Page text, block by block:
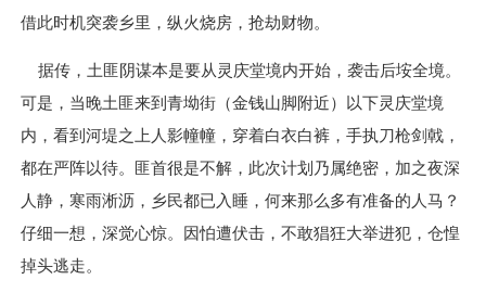
借此时机突袭乡里，纵火烧房，抢劫财物。
据传，土匪阴谋本是要从灵庆堂境内开始，袭击后垵全境。
可是，当晚土匪来到青坳街（金钱山脚附近）以下灵庆堂境
内，看到河堤之上人影幢幢，穿着白衣白裤，手执刀枪剑戟，
都在严阵以待。匪首很是不解，此次计划乃属绝密，加之夜深
人静，寒雨淅沥，乡民都已入睡，何来那么多有准备的人马？
仔细一想，深觉心惊。因怕遭伏击，不敢猖狂大举进犯，仓惶
掉头逃走。